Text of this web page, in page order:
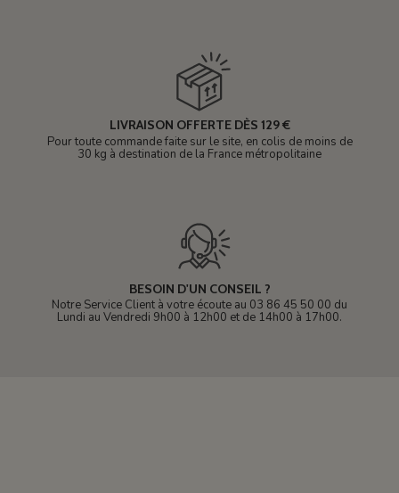
LIVRAISON OFFERTE DÈS 129 €
Pour toute commande faite sur le site, en colis de moins de
30 kg à destination de la France métropolitaine
BESOIN D'UN CONSEIL ?
Notre Service Client à votre écoute au 03 86 45 50 00 du
Lundi au Vendredi 9h00 à 12h00 et de 14h00 à 17h00.